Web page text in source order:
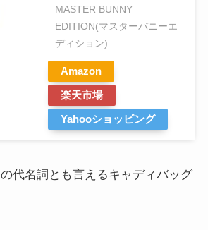
MASTER BUNNY
EDITION(マスターバニーエ
ディション)
Amazon
楽天市場
Yahooショッピング
代名詞とも言えるキャディバッグ